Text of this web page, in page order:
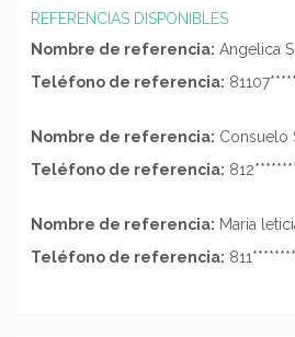
REFERENCIAS DISPONIBLES
Nombre de referencia: Angelica
Teléfono de referencia:
Nombre de referencia: Consuelo
Teléfono de referencia:
Nombre de referencia: Maria
Teléfono de referencia: